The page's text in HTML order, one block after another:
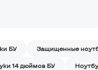
БУ Защищенные
14 дюймов БУ